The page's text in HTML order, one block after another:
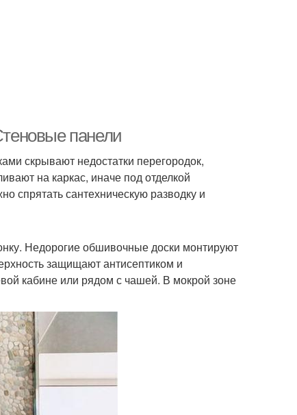
панели
скрывают недостатки перегородок,
на каркас, иначе под отделкой
спрятать сантехническую разводку и
Недорогие обшивочные доски монтируют
защищают антисептиком и
кабине или рядом с чашей. В мокрой зоне